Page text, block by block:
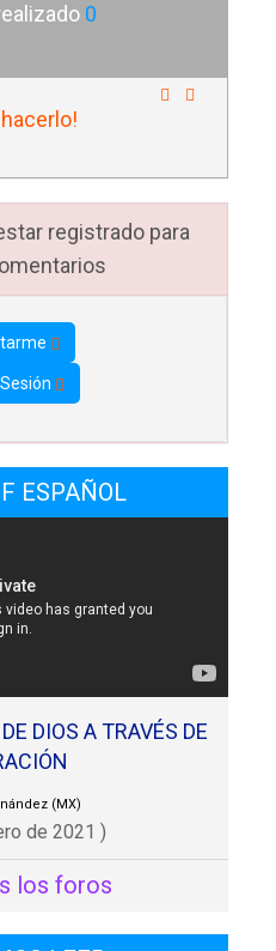
0
registrado para
ESPAÑOL
DIOS A TRAVÉS DE
(MX)
de 2021 )
los foros